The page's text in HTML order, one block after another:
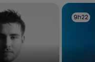
9h22
9h22